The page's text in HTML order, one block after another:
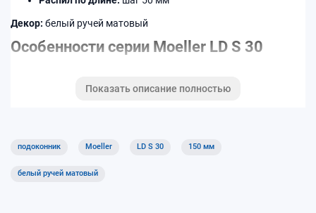
Декор: белый ручей матовый
Особенности серии Moeller LD S 30
Повышенная устойчивость к влаге и бытовым
Показать описание полностью
подоконник Moeller LD S 30 150 мм
белый ручей матовый